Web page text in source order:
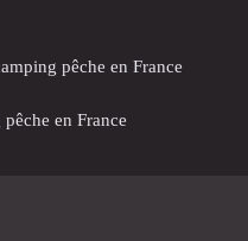
pêche en France
en France